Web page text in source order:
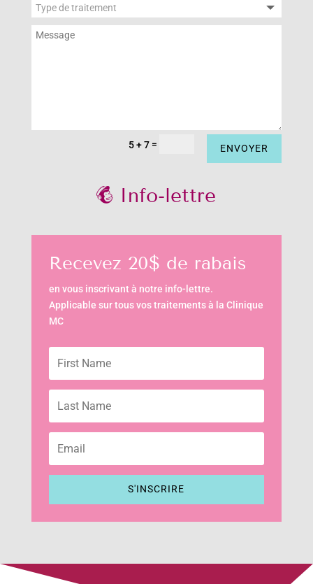
5 + 7 = ENVOYER
Info-lettre
Recevez 20$ de rabais
en vous inscrivant à notre info-lettre.
Applicable sur tous vos traitements à la Clinique
MC
S'INSCRIRE